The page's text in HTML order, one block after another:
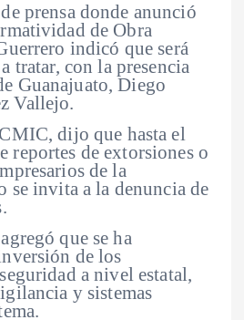
prensa donde anunció
de Obra
indicó que será
tratar, con la presencia
Guanajuato, Diego
Vallejo.
dijo que hasta el
reportes de extorsiones o
de la
se invita a la denuncia de
que se ha
de los
a nivel estatal,
y sistemas